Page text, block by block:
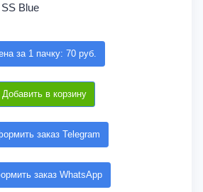
Blue
за 1 пачку: 70 руб.
Добавить в корзину
заказ Telegram
заказ WhatsApp